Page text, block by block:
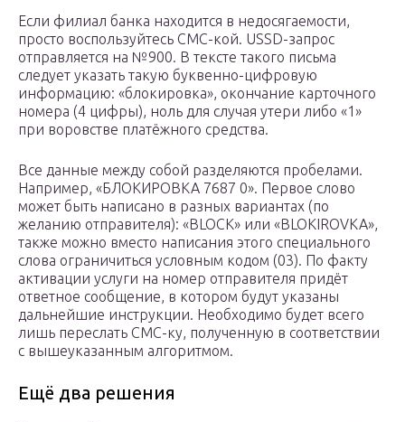
Если филиал банка находится в недосягаемости,
просто воспользуйтесь СМС-кой. USSD-запрос
отправляется на №900. В тексте такого письма
следует указать такую буквенно-цифровую
информацию: «блокировка», окончание карточного
номера (4 цифры), ноль для случая утери либо «1»
при воровстве платёжного средства.
Все данные между собой разделяются пробелами.
Например, «БЛОКИРОВКА 7687 0». Первое слово
может быть написано в разных вариантах (по
желанию отправителя): «BLOCK» или «BLOKIROVKA»,
также можно вместо написания этого специального
слова ограничиться условным кодом (03). По факту
активации услуги на номер отправителя придёт
ответное сообщение, в котором будут указаны
дальнейшие инструкции. Необходимо будет всего
лишь переслать СМС-ку, полученную в соответствии
с вышеуказанным алгоритмом.
Ещё два решения